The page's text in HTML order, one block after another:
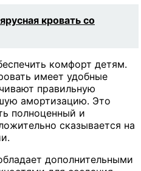
кровать со
комфорт детям.
имеет удобные
правильную
амортизацию. Это
полноценный и
сказывается на
дополнительными